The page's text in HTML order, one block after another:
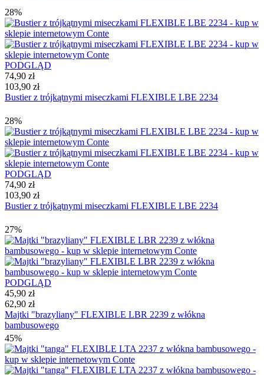
28%
PODGLĄD
74,90 zł
103,90 zł
Bustier z trójkątnymi miseczkami FLEXIBLE LBE 2234
28%
PODGLĄD
74,90 zł
103,90 zł
Bustier z trójkątnymi miseczkami FLEXIBLE LBE 2234
27%
PODGLĄD
45,90 zł
62,90 zł
Majtki "brazyliany" FLEXIBLE LBR 2239 z włókna
bambusowego
45%